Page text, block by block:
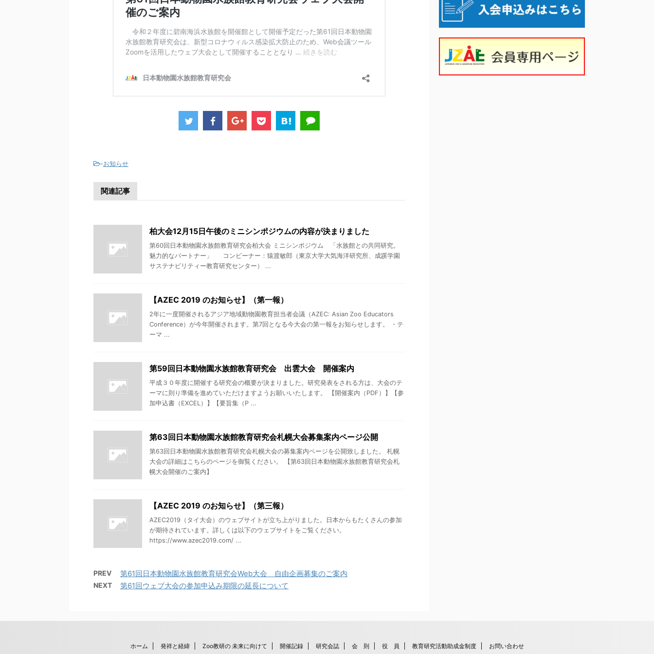
-お知らせ
関連記事
柏大会12月15日午後のミニシンポジウムの内容が決まりました
第60回日本動物園水族館教育研究会柏大会 ミニシンポジウム 「水族館との共同研究。
魅力的なパートナー」 コンビーナー：猿渡敏郎（東京大学大気海洋研究所、成蹊学園
サステナビリティー教育研究センター） ...
【AZEC 2019 のお知らせ】（第一報）
2年に一度開催されるアジア地域動物園教育担当者会議（AZEC: Asian Zoo Educators
Conference）が今年開催されます。第7回となる今大会の第一報をお知らせします。 ・テ
ーマ ...
第59回日本動物園水族館教育研究会 出雲大会 開催案内
平成３０年度に開催する研究会の概要が決まりました。研究発表をされる方は、大会のテ
ーマに則り準備を進めていただけますようお願いいたします。 【開催案内（PDF）】【参
加申込書（EXCEL）】【要旨集（P ...
第63回日本動物園水族館教育研究会札幌大会募集案内ページ公開
第63回日本動物園水族館教育研究会札幌大会の募集案内ページを公開致しました。 札幌
大会の詳細はこちらのページを御覧ください。 【第63回日本動物園水族館教育研究会札
幌大会開催のご案内】
【AZEC 2019 のお知らせ】（第三報）
AZEC2019（タイ大会）のウェブサイトが立ち上がりました。日本からもたくさんの参加
が期待されています。詳しくは以下のウェブサイトをご覧ください。
https://www.azec2019.com/ ...
PREV 第61回日本動物園水族館教育研究会Web大会 自由企画募集のご案内
NEXT 第61回ウェブ大会の参加申込み期限の延長について
ホーム 発祥と経緯 Zoo教研の 未来に向けて 開催記録 研究会誌 会 則 役 員 教育研究活動助成金制度 お問い合わせ